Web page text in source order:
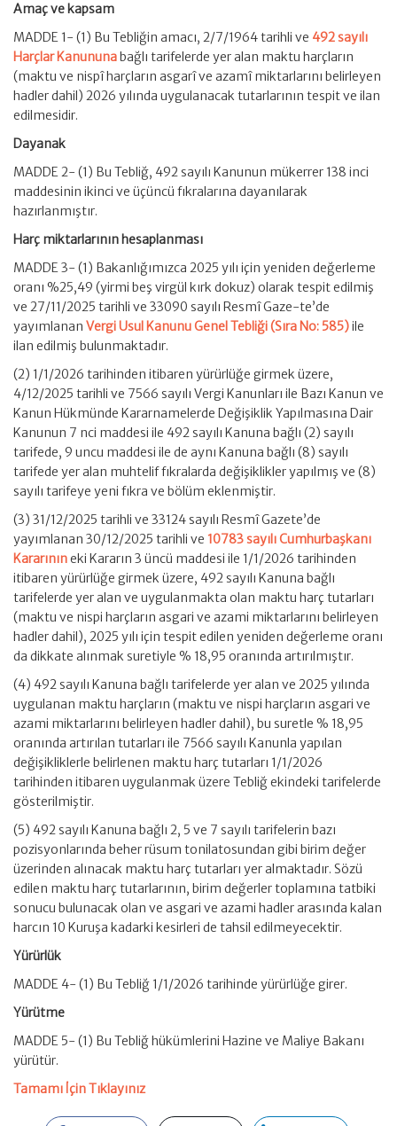
Amaç ve kapsam
MADDE 1- (1) Bu Tebliğin amacı, 2/7/1964 tarihli ve 492 sayılı
Harçlar Kanununabağlı tarifelerde yer alan maktu harçların
(maktu ve nispî harçların asgarî ve azamî miktarlarını belirleyen
hadler dahil) 2026 yılında uygulanacak tutarlarının tespit ve ilan
edilmesidir.
Dayanak
MADDE 2- (1) Bu Tebliğ, 492 sayılı Kanunun mükerrer 138 inci
maddesinin ikinci ve üçüncü fıkralarına dayanılarak
hazırlanmıştır.
Harç miktarlarının hesaplanması
MADDE 3- (1) Bakanlığımızca 2025 yılı için yeniden değerleme
oranı %25,49 (yirmi beş virgül kırk dokuz) olarak tespit edilmiş
ve 27/11/2025 tarihli ve 33090 sayılı Resmî Gaze-te’de
yayımlanan Vergi Usul Kanunu Genel Tebliği (Sıra No: 585)ile
ilan edilmiş bulunmaktadır.
(2) 1/1/2026 tarihinden itibaren yürürlüğe girmek üzere,
4/12/2025 tarihli ve 7566 sayılı Vergi Kanunları ile Bazı Kanun ve
Kanun Hükmünde Kararnamelerde Değişiklik Yapılmasına Dair
Kanunun 7 nci maddesi ile 492 sayılı Kanuna bağlı (2) sayılı
tarifede, 9 uncu maddesi ile de aynı Kanuna bağlı (8) sayılı
tarifede yer alan muhtelif fıkralarda değişiklikler yapılmış ve (8)
sayılı tarifeye yeni fıkra ve bölüm eklenmiştir.
(3) 31/12/2025 tarihli ve 33124 sayılı Resmî Gazete’de
yayımlanan 30/12/2025 tarihli ve 10783 sayılı Cumhurbaşkanı
Kararınıneki Kararın 3 üncü maddesi ile 1/1/2026 tarihinden
itibaren yürürlüğe girmek üzere, 492 sayılı Kanuna bağlı
tarifelerde yer alan ve uygulanmakta olan maktu harç tutarları
(maktu ve nispi harçların asgari ve azami miktarlarını belirleyen
hadler dahil), 2025 yılı için tespit edilen yeniden değerleme oranı
da dikkate alınmak suretiyle % 18,95 oranında artırılmıştır.
(4) 492 sayılı Kanuna bağlı tarifelerde yer alan ve 2025 yılında
uygulanan maktu harçların (maktu ve nispi harçların asgari ve
azami miktarlarını belirleyen hadler dahil), bu suretle % 18,95
oranında artırılan tutarları ile 7566 sayılı Kanunla yapılan
değişikliklerle belirlenen maktu harç tutarları 1/1/2026
tarihinden itibaren uygulanmak üzere Tebliğ ekindeki tarifelerde
gösterilmiştir.
(5) 492 sayılı Kanuna bağlı 2, 5 ve 7 sayılı tarifelerin bazı
pozisyonlarında beher rüsum tonilatosundan gibi birim değer
üzerinden alınacak maktu harç tutarları yer almaktadır. Sözü
edilen maktu harç tutarlarının, birim değerler toplamına tatbiki
sonucu bulunacak olan ve asgari ve azami hadler arasında kalan
harcın 10 Kuruşa kadarki kesirleri de tahsil edilmeyecektir.
Yürürlük
MADDE 4- (1) Bu Tebliğ 1/1/2026 tarihinde yürürlüğe girer.
Yürütme
MADDE 5- (1) Bu Tebliğ hükümlerini Hazine ve Maliye Bakanı
yürütür.
Tamamı İçin Tıklayınız